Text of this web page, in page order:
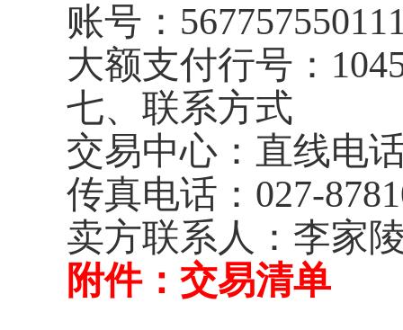
账号：
大额支付行号：
七、联系方式
交易中心：直线电
传真电话： 027-
卖方联系人：李家
附件：交易清单